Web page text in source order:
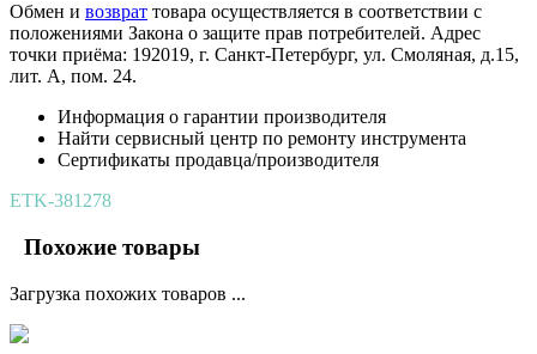
Обмен и возврат товара осуществляется в соответствии с
положениями Закона о защите прав потребителей. Адрес
точки приёма: 192019, г. Санкт-Петербург, ул. Смоляная, д.15,
лит. А, пом. 24.
Информация о гарантии производителя
Найти сервисный центр по ремонту инструмента
Сертификаты продавца/производителя
ETK-381278
Похожие товары
Загрузка похожих товаров ...